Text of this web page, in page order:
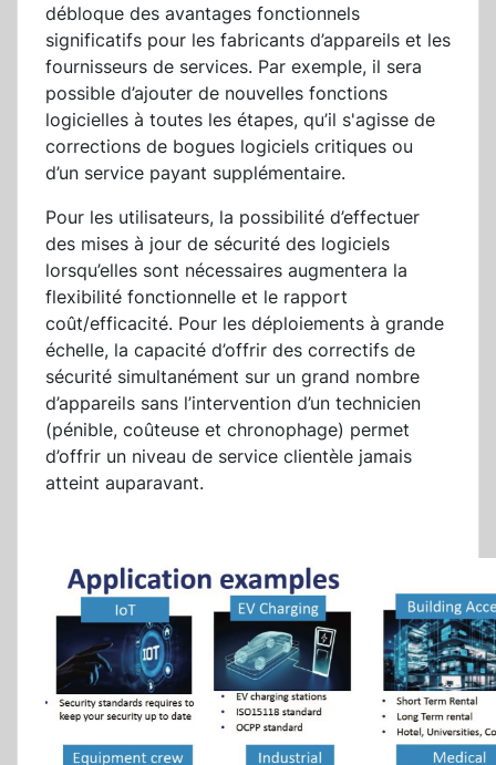
débloque des avantages fonctionnels
significatifs pour les fabricants d’appareils et les
fournisseurs de services. Par exemple, il sera
possible d’ajouter de nouvelles fonctions
logicielles à toutes les étapes, qu’il s'agisse de
corrections de bogues logiciels critiques ou
d’un service payant supplémentaire.
Pour les utilisateurs, la possibilité d’effectuer
des mises à jour de sécurité des logiciels
lorsqu’elles sont nécessaires augmentera la
flexibilité fonctionnelle et le rapport
coût/efficacité. Pour les déploiements à grande
échelle, la capacité d’offrir des correctifs de
sécurité simultanément sur un grand nombre
d’appareils sans l’intervention d’un technicien
(pénible, coûteuse et chronophage) permet
d’offrir un niveau de service clientèle jamais
atteint auparavant.